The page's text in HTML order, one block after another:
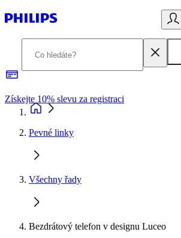
Získejte 10% slevu za registraci
Pevné linky
Všechny řady
Bezdrátový telefon v designu Luceo